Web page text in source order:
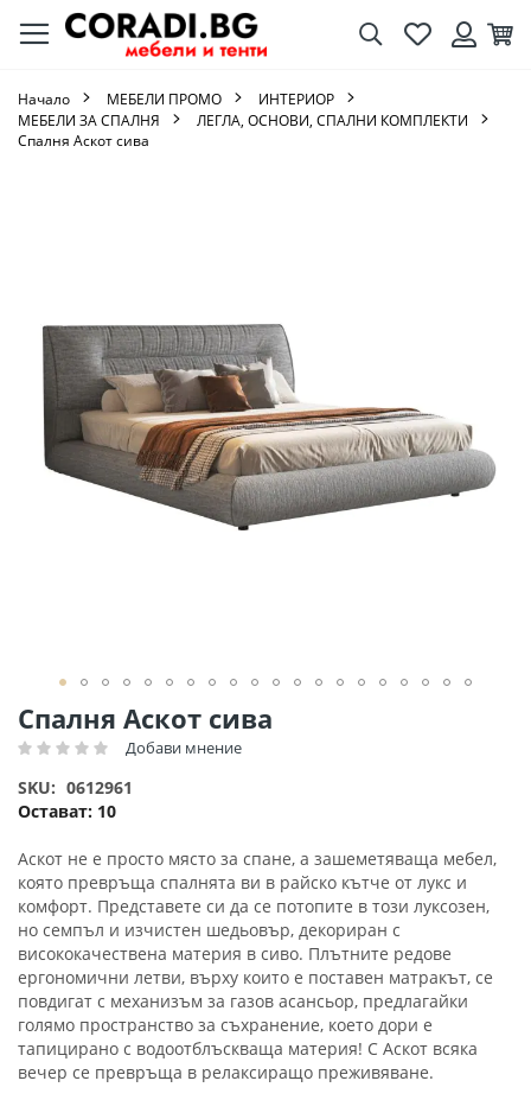
ТърсенеЛюбими
Начало МЕБЕЛИ ПРОМО
ИНТЕРИОР
МЕБЕЛИ ЗА СПАЛНЯ
ЛЕГЛА, ОСНОВИ, СПАЛНИ КОМПЛЕКТИ
Спалня Аскот сива
Спалня Аскот сива
Рейтинг: Добави мнение
Остават: 10
SKU 0612961
Аскот не е просто място за спане, а зашеметяваща мебел,
която превръща спалнята ви в райско кътче от лукс и
комфорт. Представете си да се потопите в този луксозен,
но семпъл и изчистен шедьовър, декориран с
висококачествена материя в сиво. Плътните редове
ергономични летви, върху които е поставен матракът, се
повдигат с механизъм за газов асансьор, предлагайки
голямо пространство за съхранение, което дори е
тапицирано с водоотблъскваща материя! С Аскот всяка
вечер се превръща в релаксиращо преживяване.
изображенията
Преминете
към
началото
на
галерия
снимки